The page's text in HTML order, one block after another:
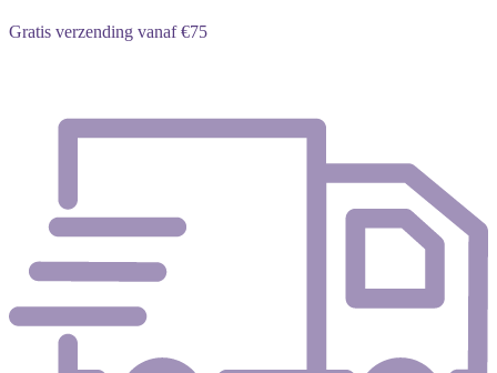
Gratis verzending vanaf €75